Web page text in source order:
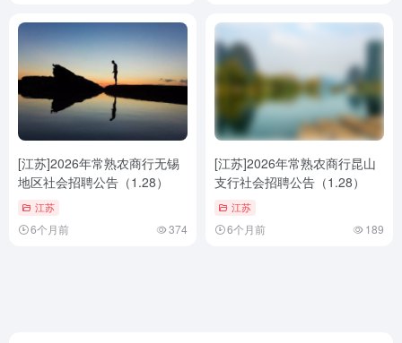
[江苏]2026年常熟农商行无锡
地区社会招聘公告（1.28）
江苏
6个月前 374
[江苏]2026年常熟农商行昆山
支行社会招聘公告（1.28）
江苏
6个月前 189